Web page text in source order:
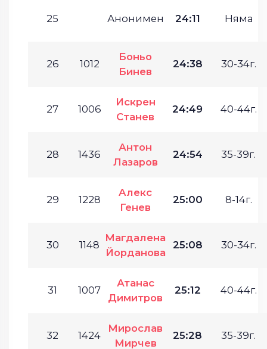
25 Анонимен 24:11 Няма
26 1012
Боньо
Бинев
24:38 30-34г.
27 1006
Искрен
Станев
24:49 40-44г.
28 1436
Антон
Лазаров
24:54 35-39г.
29 1228
Aлекс
Генев
25:00 8-14г.
30 1148
Магдалена
Йорданова
25:08 30-34г.
31 1007
Атанас
Димитров
25:12 40-44г.
32 1424
Мирослав
Мирчев
25:28 35-39г.